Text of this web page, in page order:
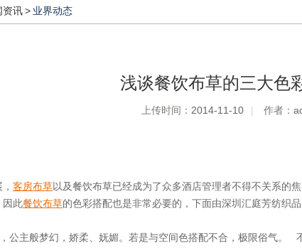
资讯> 业界动态
浅谈餐饮布草的三大色
上传时间： 2014-11-10 | 作者：
客房布草以及餐饮布草已经成为了众多酒店管理者不得不关系的
因此餐饮布草的色彩搭配也是非常必要的，下面由深圳汇庭芳纺织
主般梦幻，娇柔、妩媚。若是与空间色搭配不合，极限俗气。